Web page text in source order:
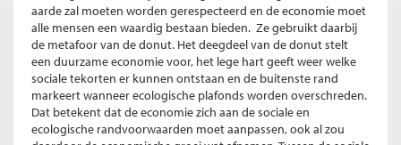
aarde zal moeten worden gerespecteerd en de economie moet
alle mensen een waardig bestaan bieden. Ze gebruikt daarbij
de metafoor van de donut. Het deegdeel van de donut stelt
een duurzame economie voor, het lege hart geeft weer welke
sociale tekorten er kunnen ontstaan en de buitenste rand
markeert wanneer ecologische plafonds worden overschreden.
Dat betekent dat de economie zich aan de sociale en
ecologische randvoorwaarden moet aanpassen, ook al zou